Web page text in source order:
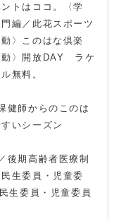
トはココ。〈学
編／此花スポーツ
〉このはな倶楽
〉開放DAY ラケ
無料。
健師からのこのは
いシーズン
後期高齢者医療制
生委員・児童委
生委員・児童委員